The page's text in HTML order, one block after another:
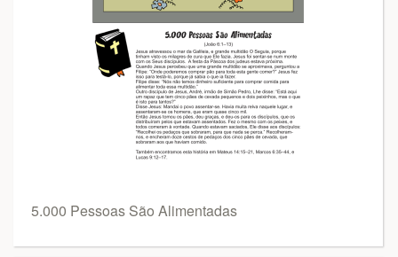
5.000 Pessoas São Alimentadas